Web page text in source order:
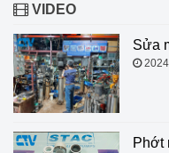
VIDEO
Sửa
Phớt